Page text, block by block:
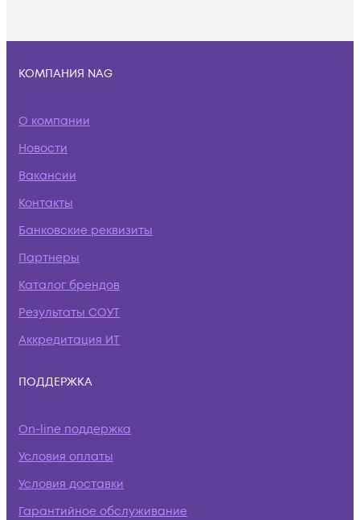
КОМПАНИЯ NAG
О компании
Новости
Вакансии
Контакты
Банковские реквизиты
Партнеры
Каталог брендов
Результаты СОУТ
Аккредитация ИТ
ПОДДЕРЖКА
On-line поддержка
Условия оплаты
Условия доставки
Гарантийное обслуживание